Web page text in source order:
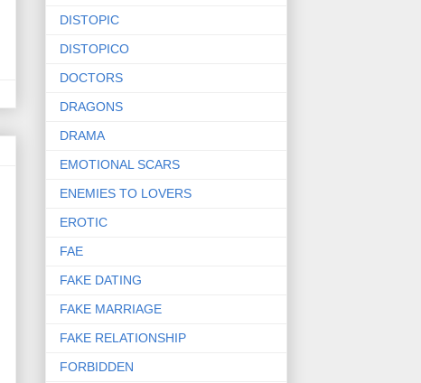
DISTOPIC
DISTOPICO
DOCTORS
DRAGONS
DRAMA
EMOTIONAL SCARS
ENEMIES TO LOVERS
EROTIC
FAE
FAKE DATING
FAKE MARRIAGE
FAKE RELATIONSHIP
FORBIDDEN